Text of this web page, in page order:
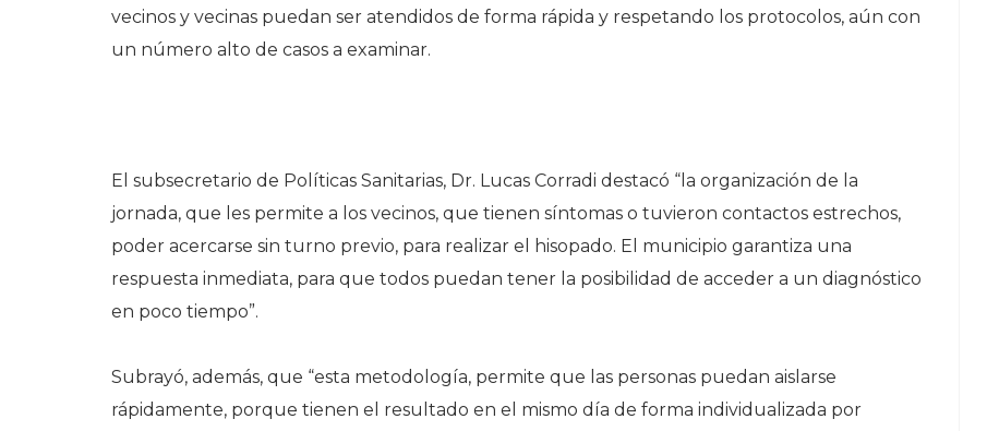
vecinos y vecinas puedan ser atendidos de forma rápida y respetando los protocolos, aún con
un número alto de casos a examinar.
El subsecretario de Políticas Sanitarias, Dr. Lucas Corradi destacó “la organización de la
jornada, que les permite a los vecinos, que tienen síntomas o tuvieron contactos estrechos,
poder acercarse sin turno previo, para realizar el hisopado. El municipio garantiza una
respuesta inmediata, para que todos puedan tener la posibilidad de acceder a un diagnóstico
en poco tiempo”.
Subrayó, además, que “esta metodología, permite que las personas puedan aislarse
rápidamente, porque tienen el resultado en el mismo día de forma individualizada por